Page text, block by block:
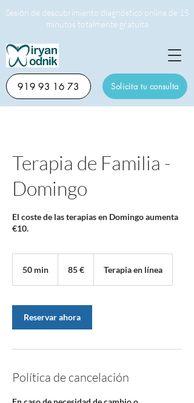
Solicita tu consulta
919 93 16 73
Sesión de descubrimiento diagnóstico online de 15
minutos totalmente gratuita
Terapia de Familia -
Domingo
El coste de las terapias en Domingo aumenta
€10.
50 min
m
i
n
85 € Terapia en línea
Reservar ahora
Política de cancelación